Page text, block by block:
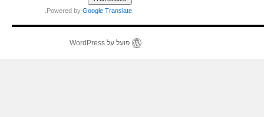
Powered byGoogle Translate
פועל על WordPress.